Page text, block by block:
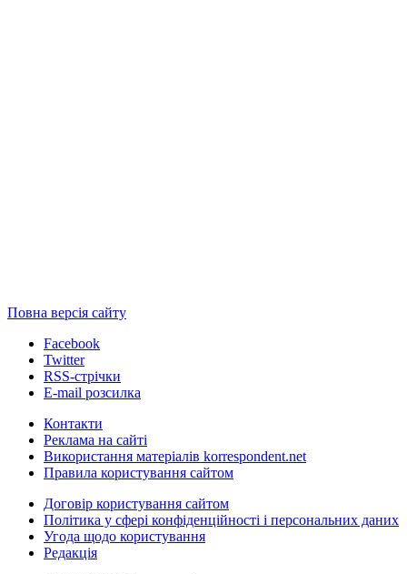
Повна версія сайту
Facebook
Twitter
RSS-стрічки
E-mail розсилка
Контакти
Реклама на сайті
Використання матеріалів korrespondent.net
Правила користування сайтом
Договір користування сайтом
Політика у сфері конфіденційності і персональних даних
Угода щодо користування
Редакція